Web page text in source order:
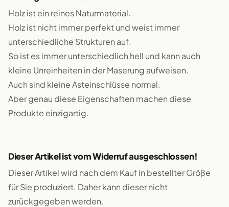
Holz ist ein reines Naturmaterial.
Holz ist nicht immer perfekt und weist immer
unterschiedliche Strukturen auf.
So ist es immer unterschiedlich hell und kann auch
kleine Unreinheiten in der Maserung aufweisen.
Auch sind kleine Asteinschlüsse normal.
Aber genau diese Eigenschaften machen diese
Produkte einzigartig.
Dieser Artikel ist vom Widerruf ausgeschlossen!
Dieser Artikel wird nach dem Kauf in bestellter Größe
für Sie produziert. Daher kann dieser nicht
zurückgegeben werden.